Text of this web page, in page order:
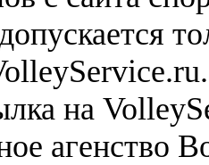
на
агенство